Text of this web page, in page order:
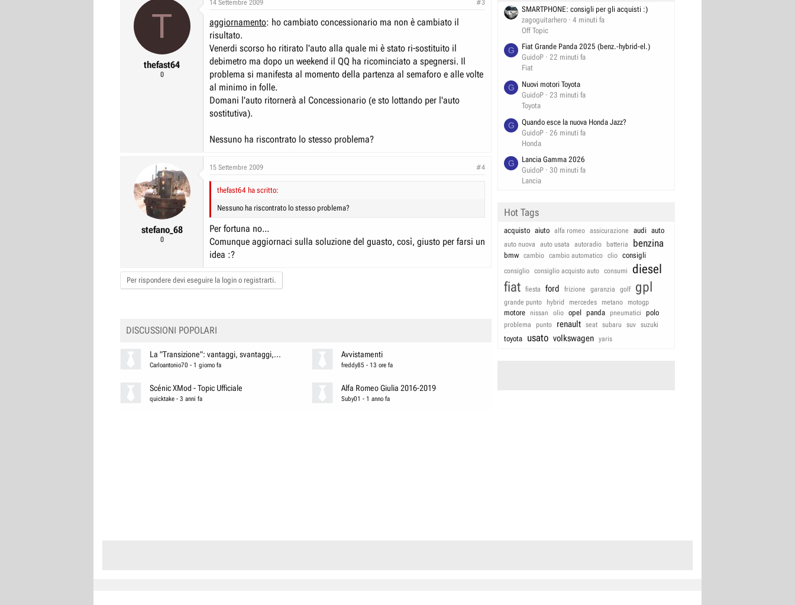
T
thefast64
0
14 Settembre 2009 #3
aggiornamento: ho cambiato concessionario ma non è cambiato il
risultato.
Venerdi scorso ho ritirato l'auto alla quale mi è stato ri-sostituito il
debimetro ma dopo un weekend il QQ ha ricominciato a spegnersi. Il
problema si manifesta al momento della partenza al semaforo e alle volte
al minimo in folle.
Domani l'auto ritornerà al Concessionario (e sto lottando per l'auto
sostitutiva).
Nessuno ha riscontrato lo stesso problema?
stefano_68
0
15 Settembre 2009 #4
thefast64 ha scritto:
Nessuno ha riscontrato lo stesso problema?
Per fortuna no...
Comunque aggiornaci sulla soluzione del guasto, così, giusto per farsi un
idea :?
Per rispondere devi eseguire la login o registrarti.
DISCUSSIONI POPOLARI
La "Transizione": vantaggi, svantaggi,...
Carloantonio70 - 1 giorno fa
Avvistamenti
freddy85 - 13 ore fa
Scénic XMod - Topic Ufficiale
quicktake - 3 anni fa
Alfa Romeo Giulia 2016-2019
Suby01 - 1 anno fa
SMARTPHONE: consigli per gli acquisti :)
zagoguitarhero
4 minuti fa
Off Topic
G
Fiat Grande Panda 2025 (benz.-hybrid-el.)
GuidoP
22 minuti fa
Fiat
G
Nuovi motori Toyota
GuidoP
23 minuti fa
Toyota
G
Quando esce la nuova Honda Jazz?
GuidoP
26 minuti fa
Honda
G
Lancia Gamma 2026
GuidoP
30 minuti fa
Lancia
Hot Tags
acquisto aiuto alfa romeo assicurazione audi auto
auto nuova auto usata autoradio batteria benzina
bmw cambio cambio automatico clio consigli
consiglio consiglio acquisto auto consumi diesel
fiat fiesta ford frizione garanzia golf gpl
grande punto hybrid mercedes metano motogp
motore nissan olio opel panda pneumatici polo
problema punto renault seat subaru suv suzuki
toyota usato volkswagen yaris